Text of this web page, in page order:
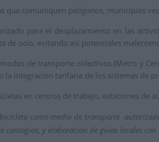
que comuniquen polígonos, municipios
para el desplazamiento en las
de ocio, evitando así potenciales
de transporte colectivos (Metro y
integración tarifaria de los sistemas de
en centros de trabajo, estaciones de
como medio de transporte
y elaboración de guías locales